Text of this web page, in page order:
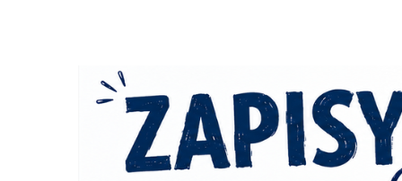
Ścieżka
nawigacyjna
Strona główna
WIADOMOŚCI Z REGIONU 24/06/2026 / 4 Komentarzy